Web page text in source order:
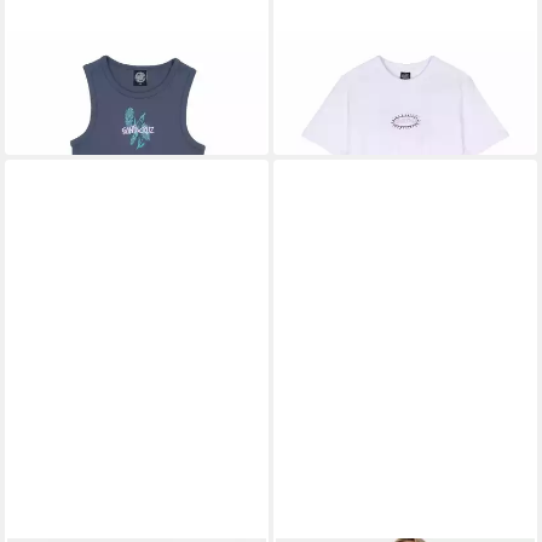
SANTA CRUZ
T-Shirt Dizzy Daisy Strip
SANTA CRUZ
T-Shirt Acid Oval Dot T-Shirt
33,99 €